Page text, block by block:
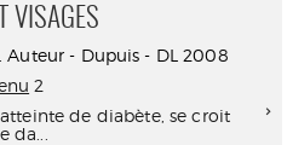
VISAGES
Auteur - Dupuis - DL 2008
2
de diabète, se croit